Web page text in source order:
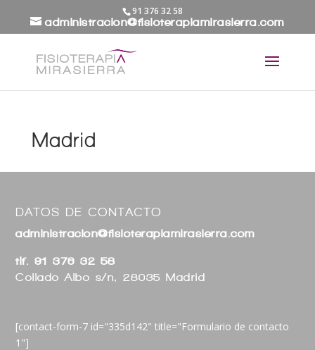
91 376 32 58
administracion@fisioterapiamirasierra.com
Madrid
DATOS DE CONTACTO
administracion@fisioterapiamirasierra.com
tlf. 91 376 32 58
Collado Albo s/n, 28035 Madrid
[contact-form-7 id="335d142" title="Formulario de contacto
1"]